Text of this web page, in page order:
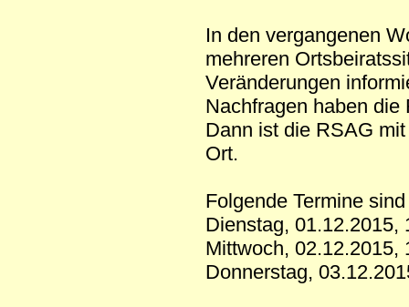
In den vergangenen
mehreren
Veränderungen
Nachfragen haben die
Dann ist die RSAG
Ort.
Folgende Termine
Dienstag, 01.12.2015,
Mittwoch, 02.12.2015,
Donnerstag,